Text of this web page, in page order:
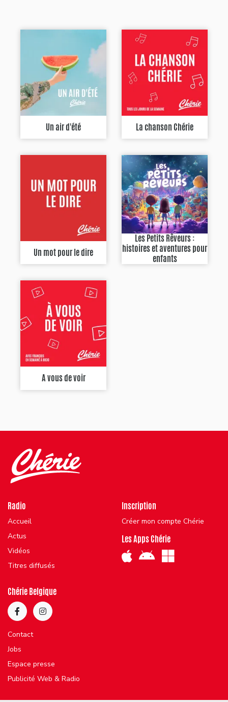
Un air d'été La chanson Chérie
Un mot pour le dire
Les Petits Rêveurs :
histoires et aventures pour
enfants
A vous de voir
Radio
Accueil
Actus
Vidéos
Titres diffusés
Inscription
Créer mon compte Chérie
Les Apps Chérie
Chérie Belgique
Contact
Jobs
Espace presse
Publicité Web & Radio